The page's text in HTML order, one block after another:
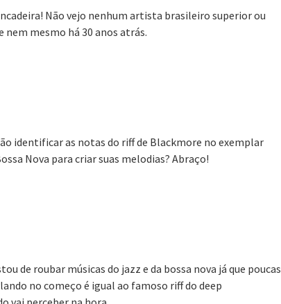
Não vejo nenhum artista brasileiro superior ou
mesmo há 30 anos atrás.
identificar as notas do riff de Blackmore no exemplar
Nova para criar suas melodias? Abraço!
de roubar músicas do jazz e da bossa nova já que poucas
no começo é igual ao famoso riff do deep